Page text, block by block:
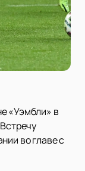
«Уэмбли» в
во главе с